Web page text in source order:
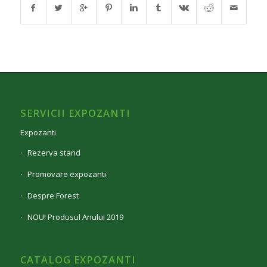
SERVICII EXPOZANTI
Expozanti
Rezerva stand
Promovare expozanti
Despre Forest
NOU! Produsul Anului 2019
CATALOG EXPOZANTI